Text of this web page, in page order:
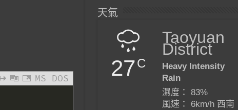
MS DOS
天氣
27C
Taoyuan
District
Heavy Intensity
Rain
濕度： 83%
風速： 6km/h 西南